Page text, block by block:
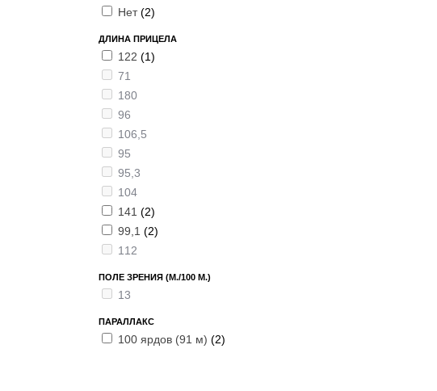
Нет(2)
ДЛИНА ПРИЦЕЛА
122 (1)
71
180
96
106,5
95
95,3
104
141 (2)
99,1 (2)
112
ПОЛЕ ЗРЕНИЯ (М./100 М.)
13
ПАРАЛЛАКС
100 ярдов (91 м) (2)